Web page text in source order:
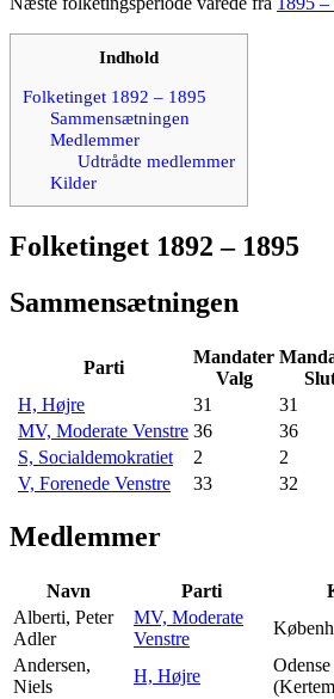
Indhold
Folketinget 1892 – 1895
Sammensætningen
Medlemmer
Udtrådte medlemmer
Kilder
Folketinget 1892 – 1895
Sammensætningen
Parti
Mandater
Valg
H, Højre
31
31
MV, Moderate Venstre 36
36
S, Socialdemokratiet
2
2
V, Forenede Venstre
33 32
Medlemmer
Navn Parti
Alberti, Peter
Adler
MV, Moderate
Venstre
Andersen,
Niels
H, Højre
Odense